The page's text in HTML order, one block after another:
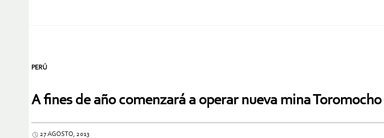
PERÚ
A fines de año comenzará a operar nueva mina Toromocho
27 AGOSTO, 2013